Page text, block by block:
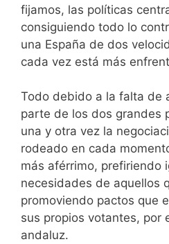
fijamos, las políticas
consiguiendo todo lo
una España de dos
cada vez está más
Todo debido a la falta de
parte de los dos grandes
una y otra vez la
rodeado en cada
más aférrimo, prefiriendo
necesidades de aquellos
promoviendo pactos que
sus propios votantes, por
andaluz.